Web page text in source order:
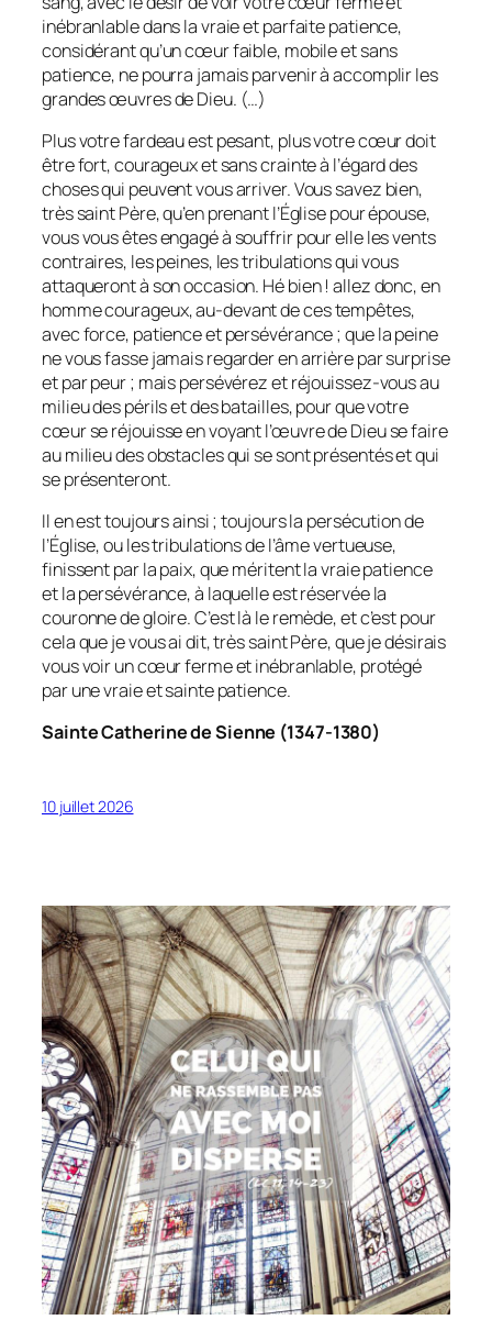
inébranlable dans la vraie et parfaite patience,
considérant qu’un cœur faible, mobile et sans
patience, ne pourra jamais parvenir à accomplir les
grandes œuvres de Dieu. (…)
Plus votre fardeau est pesant, plus votre cœur doit
être fort, courageux et sans crainte à l’égard des
choses qui peuvent vous arriver. Vous savez bien,
très saint Père, qu’en prenant l’Église pour épouse,
vous vous êtes engagé à souffrir pour elle les vents
contraires, les peines, les tribulations qui vous
attaqueront à son occasion. Hé bien ! allez donc, en
homme courageux, au-devant de ces tempêtes,
avec force, patience et persévérance ; que la peine
ne vous fasse jamais regarder en arrière par surprise
et par peur ; mais persévérez et réjouissez-vous au
milieu des périls et des batailles, pour que votre
cœur se réjouisse en voyant l’œuvre de Dieu se faire
au milieu des obstacles qui se sont présentés et qui
se présenteront.
Il en est toujours ainsi ; toujours la persécution de
l’Église, ou les tribulations de l’âme vertueuse,
finissent par la paix, que méritent la vraie patience
et la persévérance, à laquelle est réservée la
couronne de gloire. C’est là le remède, et c’est pour
cela que je vous ai dit, très saint Père, que je désirais
vous voir un cœur ferme et inébranlable, protégé
par une vraie et sainte patience.
Sainte Catherine de Sienne (1347-1380)
10 juillet 2026